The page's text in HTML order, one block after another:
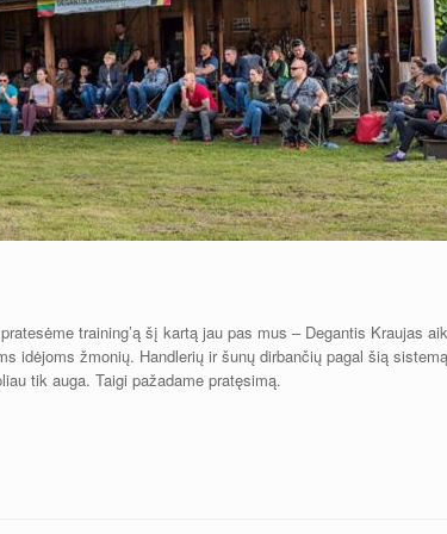
training’ą šį kartą jau pas mus – Degantis Kraujas
idėjoms žmonių. Handlerių ir šunų dirbančių pagal šią
tik auga. Taigi pažadame pratęsimą.